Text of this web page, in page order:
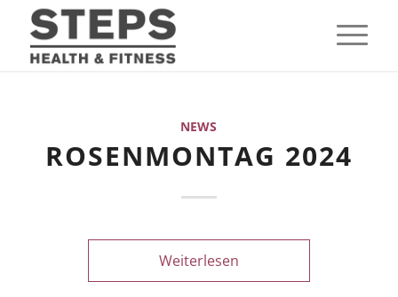
NEWS
ROSENMONTAG 2024
Weiterlesen